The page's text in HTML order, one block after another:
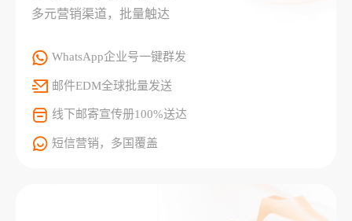
多元营销渠道，批量触达
WhatsApp企业号一键群发
邮件EDM全球批量发送
线下邮寄宣传册100%送达
短信营销，多国覆盖